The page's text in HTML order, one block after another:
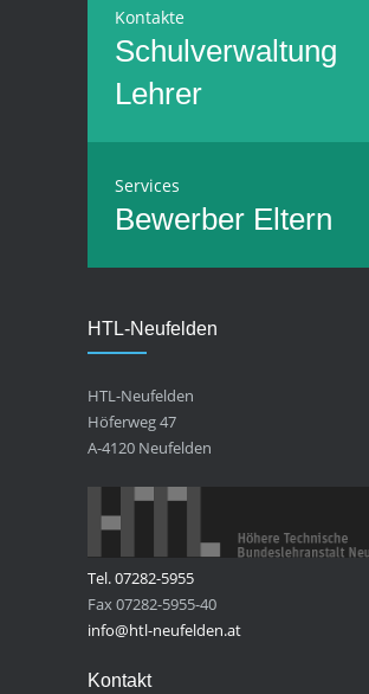
Kontakte
Schulverwaltung
Lehrer
Services
Bewerber Eltern
HTL-Neufelden
HTL-Neufelden
Höferweg 47
A-4120 Neufelden
Tel. 07282-5955
Fax 07282-5955-40
info@htl-neufelden.at
Kontakt